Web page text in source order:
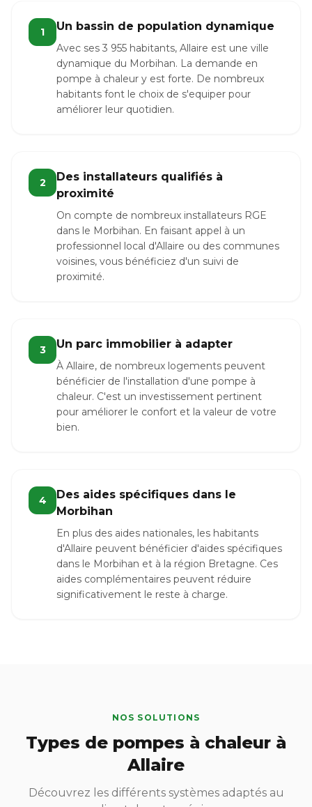
1 Un bassin de population dynamique
Avec ses 3 955 habitants, Allaire est une ville
dynamique du Morbihan. La demande en
pompe à chaleur y est forte. De nombreux
habitants font le choix de s'equiper pour
améliorer leur quotidien.
2
Des installateurs qualifiés à
proximité
On compte de nombreux installateurs RGE
dans le Morbihan. En faisant appel à un
professionnel local d'Allaire ou des communes
voisines, vous bénéficiez d'un suivi de
proximité.
3 Un parc immobilier à adapter
À Allaire, de nombreux logements peuvent
bénéficier de l'installation d'une pompe à
chaleur. C'est un investissement pertinent
pour améliorer le confort et la valeur de votre
bien.
4
Des aides spécifiques dans le
Morbihan
En plus des aides nationales, les habitants
d'Allaire peuvent bénéficier d'aides spécifiques
dans le Morbihan et à la région Bretagne. Ces
aides complémentaires peuvent réduire
significativement le reste à charge.
NOS SOLUTIONS
Types de pompes à chaleur à
Allaire
Découvrez les différents systèmes adaptés au